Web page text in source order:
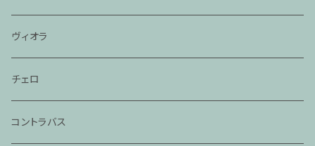
ヴィオラ
チェロ
コントラバス